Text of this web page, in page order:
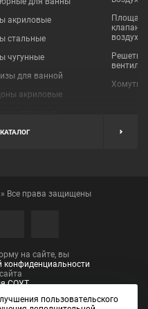
акриловые
стальные
чугунные
для ванной
акриловые
для ванн
клапаны
Решетки
Хомуты
Все права защищены
на сайте, вы
конфиденциальности
СОУТ
пользовательского